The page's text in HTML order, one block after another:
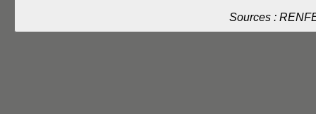
Sources :